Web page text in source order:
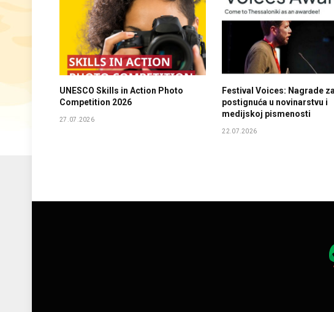
UNESCO Skills in Action Photo
Competition 2026
27.07.2026
Festival Voices: Nagrade
postignuća u novinarstvu i
medijskoj pismenosti
22.07.2026